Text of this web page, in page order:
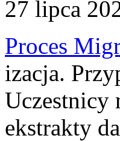
27 lipca
Proces
izacja.
Uczestnicy
ekstrakty